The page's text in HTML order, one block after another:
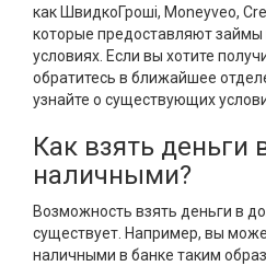
как ШвидкоГроші, Moneyveo,
которые предоставляют займы
условиях. Если вы хотите
обратитесь в ближайшее
узнайте о существующих
Как взять деньги
наличными?
Возможность взять деньги в
существует. Например, вы
наличными в банке таким